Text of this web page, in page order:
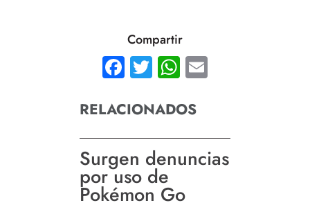
Compartir
Facebook
TwitterWhatsApp
RELACIONADOS
Surgen denuncias
por uso de
Pokémon Go